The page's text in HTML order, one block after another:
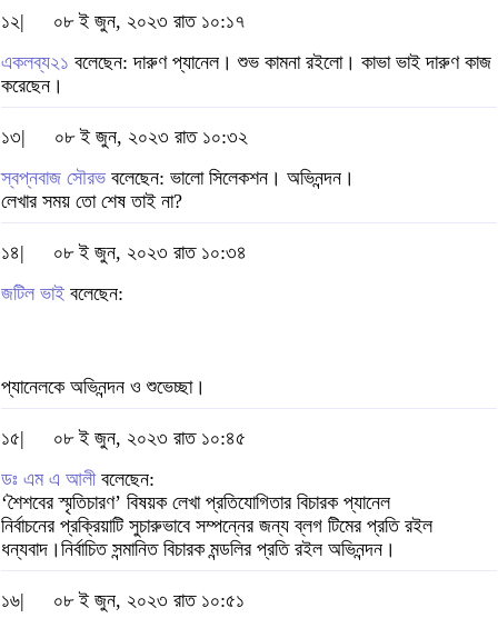
১২|
০৮ ই জুন, ২০২৩ রাত ১০:১৭
একলব্য২১ বলেছেন: দারুণ প্যানেল। শুভ কামনা রইলো। কাভা ভাই দারুণ কাজ
করেছেন।
১৩|
০৮ ই জুন, ২০২৩ রাত ১০:৩২
স্বপ্নবাজ সৌরভ বলেছেন: ভালো সিলেকশন। অভিনন্দন।
লেখার সময় তো শেষ তাই না?
১৪|
০৮ ই জুন, ২০২৩ রাত ১০:৩৪
জটিল ভাই বলেছেন:
প্যানেলকে অভিনন্দন ও শুভেচ্ছা।
১৫|
০৮ ই জুন, ২০২৩ রাত ১০:৪৫
ডঃ এম এ আলীবলেছেন:
‘শৈশবের স্মৃতিচারণ’ বিষয়ক লেখা প্রতিযোগিতার বিচারক প্যানেল
নির্বাচনের প্রক্রিয়াটি সুচারুভাবে সম্পন্নের জন্য ব্লগ টিমের প্রতি রইল
ধন্যবাদ।নির্বাচিত সন্মানিত বিচারক মন্ডলির প্রতি রইল অভিনন্দন।
১৬|
০৮ ই জুন, ২০২৩ রাত ১০:৫১